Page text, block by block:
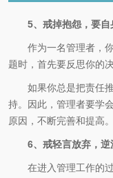
5、戒掉抱怨，要自
作为一名管理者，
题时，首先要反思你的
如果你总是把责任
持。因此，管理者要学
原因，不断完善和提高。
6、戒轻言放弃，逆
在进入管理工作的